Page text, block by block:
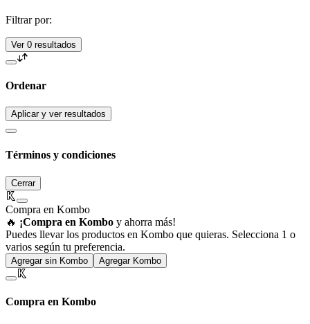
Filtrar por:
Ver 0 resultados
Ordenar
Aplicar y ver resultados
Términos y condiciones
Cerrar
Compra en Kombo
🔥 ¡Compra en Kombo y ahorra más!
Puedes llevar los productos en Kombo que quieras. Selecciona 1 o
varios según tu preferencia.
Agregar sin Kombo Agregar Kombo
Compra en Kombo